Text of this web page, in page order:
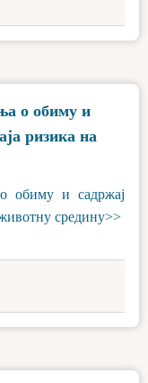
о обиму и
ризика на
обиму и садржај
средину>>